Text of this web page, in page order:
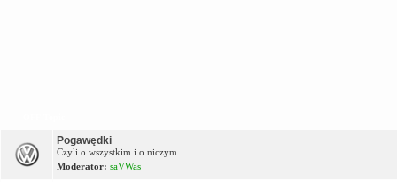
Pogawędki
Czyli o wszystkim i o niczym.
Moderator: saVWas